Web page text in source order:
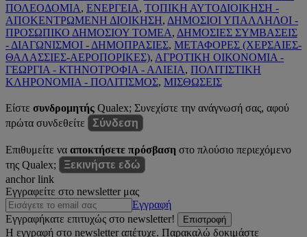
ΠΟΛΕΟΔΟΜΙΑ, ΕΝΕΡΓΕΙΑ, ΤΟΠΙΚΗ ΑΥΤΟΔΙΟΙΚΗΣΗ -
ΑΠΟΚΕΝΤΡΩΜΕΝΗ ΔΙΟΙΚΗΣΗ, ΔΗΜΟΣΙΟΙ ΥΠΑΛΛΗΛΟΙ -
ΠΡΟΣΩΠΙΚΟ ΔΗΜΟΣΙΟΥ ΤΟΜΕΑ, ΔΗΜΟΣΙΕΣ ΣΥΜΒΑΣΕΙΣ
- ΔΙΑΓΩΝΙΣΜΟΙ - ΔΗΜΟΠΡΑΣΙΕΣ, ΜΕΤΑΦΟΡΕΣ (ΧΕΡΣΑΙΕΣ-
ΘΑΛΑΣΣΙΕΣ-ΑΕΡΟΠΟΡΙΚΕΣ), ΑΓΡΟΤΙΚΗ ΟΙΚΟΝΟΜΙΑ -
ΓΕΩΡΓΙΑ - ΚΤΗΝΟΤΡΟΦΙΑ - ΑΛΙΕΙΑ, ΠΟΛΙΤΙΣΤΙΚΗ
ΚΛΗΡΟΝΟΜΙΑ - ΠΟΛΙΤΙΣΜΟΣ, ΜΙΣΘΩΣΕΙΣ
Είστε συνδρομητής Qualex; Συνεχίστε την ανάγνωσή σας, αφού
πρώτα συνδεθείτε
Σύνδεση
Επιθυμείτε να αποκτήσετε πρόσβαση στο πλούσιο περιεχόμενο
της Qualex;
Ξεκινήστε εδώ
anchor link
Εγγραφείτε στο newsletter μας
Εγγραφή
Εγγραφήκατε επιτυχώς στο newsletter!
Επιστροφή
Η εγγραφή στο newsletter απέτυχε. Παρακαλώ δοκιμάστε